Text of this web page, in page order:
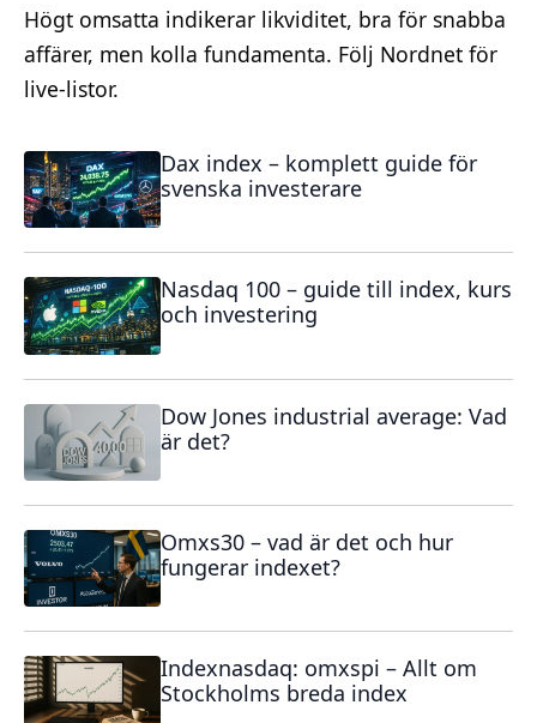
Högt omsatta indikerar likviditet, bra för snabba
affärer, men kolla fundamenta. Följ Nordnet för
live-listor.
Dax index – komplett guide för
svenska investerare
Nasdaq 100 – guide till index, kurs
och investering
Dow Jones industrial average: Vad
är det?
Omxs30 – vad är det och hur
fungerar indexet?
Indexnasdaq: omxspi – Allt om
Stockholms breda index